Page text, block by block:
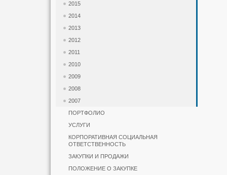
2015
2014
2013
2012
2011
2010
2009
2008
2007
ПОРТФОЛИО
УСЛУГИ
КОРПОРАТИВНАЯ СОЦИАЛЬНАЯ
ОТВЕТСТВЕННОСТЬ
ЗАКУПКИ И ПРОДАЖИ
ПОЛОЖЕНИЕ О ЗАКУПКЕ